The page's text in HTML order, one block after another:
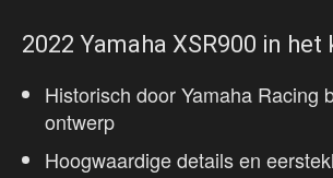
2022 Yamaha XSR900 in het
Historisch door Yamaha Racing
ontwerp
Hoogwaardige details en